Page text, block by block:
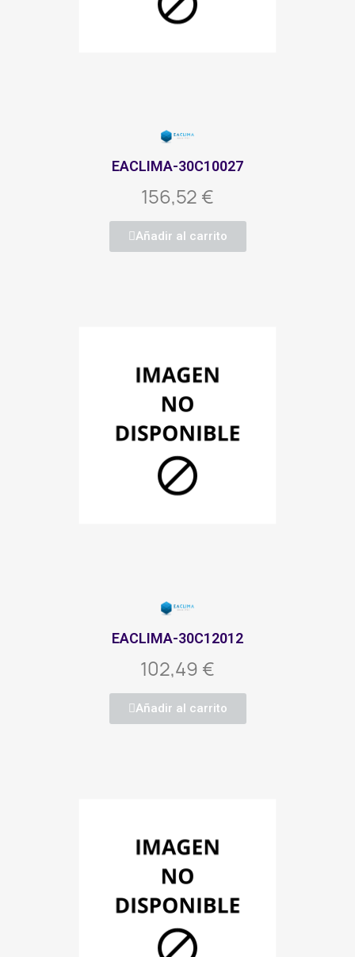
EACLIMA-30C10027
156,52 €
Añadir al carrito
EACLIMA-30C12012
102,49 €
Añadir al carrito